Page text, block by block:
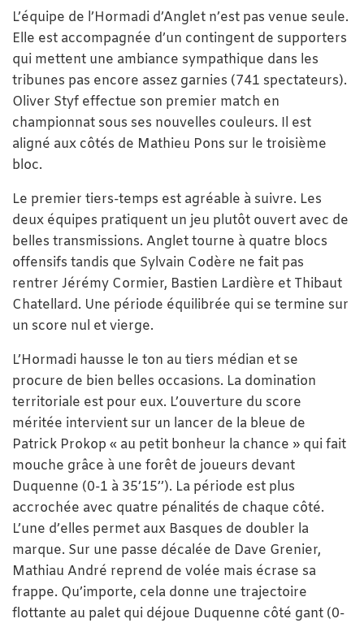
L’équipe de l’Hormadi d’Anglet n’est pas venue seule.
Elle est accompagnée d’un contingent de supporters
qui mettent une ambiance sympathique dans les
tribunes pas encore assez garnies (741 spectateurs).
Oliver Styf effectue son premier match en
championnat sous ses nouvelles couleurs. Il est
aligné aux côtés de Mathieu Pons sur le troisième
bloc.
Le premier tiers-temps est agréable à suivre. Les
deux équipes pratiquent un jeu plutôt ouvert avec de
belles transmissions. Anglet tourne à quatre blocs
offensifs tandis que Sylvain Codère ne fait pas
rentrer Jérémy Cormier, Bastien Lardière et Thibaut
Chatellard. Une période équilibrée qui se termine sur
un score nul et vierge.
L’Hormadi hausse le ton au tiers médian et se
procure de bien belles occasions. La domination
territoriale est pour eux. L’ouverture du score
méritée intervient sur un lancer de la bleue de
Patrick Prokop « au petit bonheur la chance » qui fait
mouche grâce à une forêt de joueurs devant
Duquenne (0-1 à 35’15’’). La période est plus
accrochée avec quatre pénalités de chaque côté.
L’une d’elles permet aux Basques de doubler la
marque. Sur une passe décalée de Dave Grenier,
Mathiau André reprend de volée mais écrase sa
frappe. Qu’importe, cela donne une trajectoire
flottante au palet qui déjoue Duquenne côté gant (0-